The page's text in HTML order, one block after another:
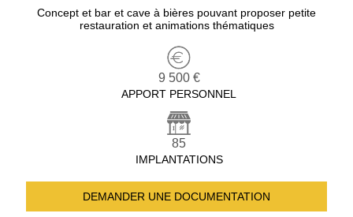
Concept et bar et cave à bières pouvant proposer petite
restauration et animations thématiques
9 500 €
APPORT PERSONNEL
85
IMPLANTATIONS
DEMANDER UNE DOCUMENTATION